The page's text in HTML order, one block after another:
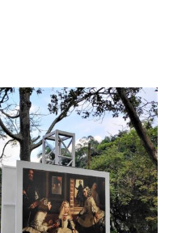
en Cali
Cultural|Exposiciones